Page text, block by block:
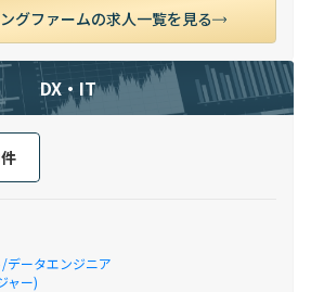
グファームの求人一覧を見る
DX・IT
件
データエンジニア
ャー)